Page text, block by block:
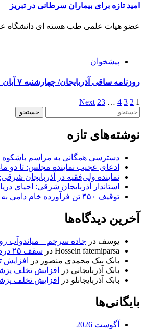
امید تازه برای بیماران سرطانی در تبریز
عضو هیات علمی طب هسته ای دانشگاه
پیشخوان
روزنامه ساقی آذربایجان/ چهارشنبه ۷ آبان ماه ۱۴۰۴
صفحه‌بندی
نوشته‌ها
1
2
3
4
…
23
Next
جستجو
نوشته‌های تازه
دسترسی همگانی به مراسم باشکوه
ادعای عجیب نماینده مجلس: تا دو
نماینده ولی‌فقیه در آذربایجان
استاندار آذربایجان شرقی: احیای
توقیف ۴۵۰ تن فرآورده خام دامی به دلیل رعایت نکردن ضوابط بهداشتی
آخرین دیدگاه‌ها
یوسف در جاده سرچم – میاندوآب
Hossein fatemiparsa در سقف ۲۵ درصدی افزایش اجاره‌بها در آذربایجان شرقی اجرا می‌شود
بابک بیک محمدی منصور در
بابک آذربایجانی در
افزایش تخلف
بابک آذربایجانلو در افزایش تخلف
بایگانی‌ها
آگوست 2026